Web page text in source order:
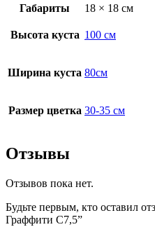
Габариты
18 × 18 см
Высота куста 100 см
Ширина куста 80см
Размер цветка 30-35 см
Отзывы
Отзывов пока нет.
Будьте первым, кто оставил
Граффити С7,5”